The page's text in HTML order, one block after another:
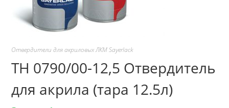
Отвердители для акриловых ЛКМ Sayerlack
TH 0790/00-12,5 Отвердитель
для акрила (тара 12.5л)